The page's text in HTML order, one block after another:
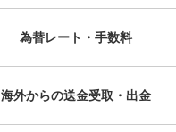
為替レート・手数料
海外からの送金受取・出金